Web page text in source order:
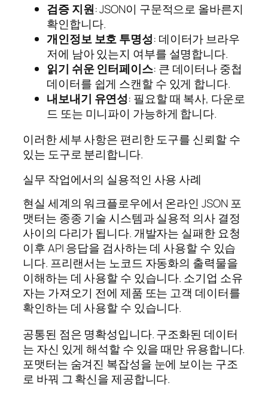
검증 지원: JSON이 구문적으로 올바른지
확인합니다.
개인정보 보호 투명성: 데이터가 브라우
저에 남아 있는지 여부를 설명합니다.
읽기 쉬운 인터페이스: 큰 데이터나 중첩
데이터를 쉽게 스캔할 수 있게 합니다.
내보내기 유연성: 필요할 때 복사, 다운로
드 또는 미니파이 가능하게 합니다.
이러한 세부 사항은 편리한 도구를 신뢰할 수
있는 도구로 분리합니다.
실무 작업에서의 실용적인 사용 사례
현실 세계의 워크플로우에서 온라인 JSON 포
맷터는 종종 기술 시스템과 실용적 의사 결정
사이의 다리가 됩니다. 개발자는 실패한 요청
이후 API 응답을 검사하는 데 사용할 수 있습
니다. 프리랜서는 노코드 자동화의 출력물을
이해하는 데 사용할 수 있습니다. 소기업 소유
자는 가져오기 전에 제품 또는 고객 데이터를
확인하는 데 사용할 수 있습니다.
공통된 점은 명확성입니다. 구조화된 데이터
는 자신 있게 해석할 수 있을 때만 유용합니다.
포맷터는 숨겨진 복잡성을 눈에 보이는 구조
로 바꿔 그 확신을 제공합니다.